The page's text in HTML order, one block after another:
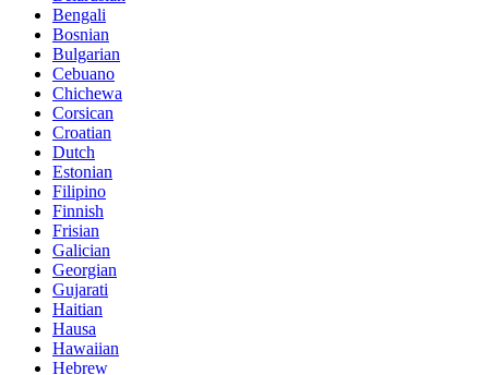
Bengali
Bosnian
Bulgarian
Cebuano
Chichewa
Corsican
Croatian
Dutch
Estonian
Filipino
Finnish
Frisian
Galician
Georgian
Gujarati
Haitian
Hausa
Hawaiian
Hebrew